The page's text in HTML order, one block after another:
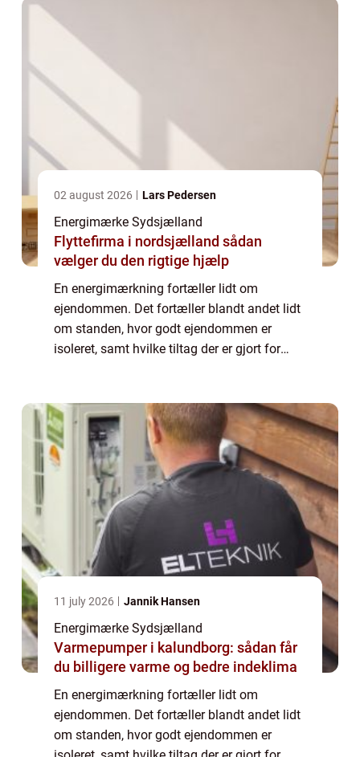
02 august 2026 Lars Pedersen
Energimærke Sydsjælland
Flyttefirma i nordsjælland sådan
vælger du den rigtige hjælp
En energimærkning fortæller lidt om
ejendommen. Det fortæller blandt andet lidt
om standen, hvor godt ejendommen er
isoleret, samt hvilke tiltag der er gjort for
11 july 2026 Jannik Hansen
Energimærke Sydsjælland
Varmepumper i kalundborg: sådan får
du billigere varme og bedre indeklima
En energimærkning fortæller lidt om
ejendommen. Det fortæller blandt andet lidt
om standen, hvor godt ejendommen er